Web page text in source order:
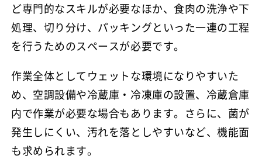
ど専門的なスキルが必要なほか、食肉の洗浄や下
処理、切り分け、パッキングといった一連の工程
を行うためのスペースが必要です。
作業全体としてウェットな環境になりやすいた
め、空調設備や冷蔵庫・冷凍庫の設置、冷蔵倉庫
内で作業が必要な場合もあります。さらに、菌が
発生しにくい、汚れを落としやすいなど、機能面
も求められます。